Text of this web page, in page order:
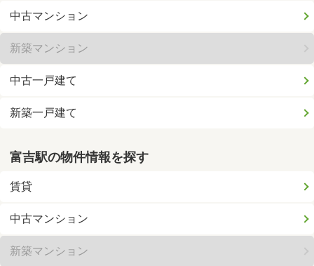
中古マンション
新築マンション
中古一戸建て
新築一戸建て
富吉駅の物件情報を探す
賃貸
中古マンション
新築マンション